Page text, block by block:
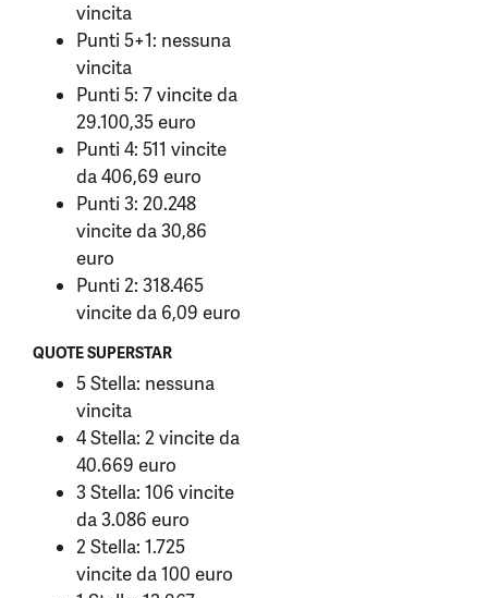
vincita
Punti 5+1: nessuna
vincita
Punti 5: 7 vincite da
29.100,35 euro
Punti 4: 511 vincite
da 406,69 euro
Punti 3: 20.248
vincite da 30,86
euro
Punti 2: 318.465
vincite da 6,09 euro
QUOTE SUPERSTAR
5 Stella: nessuna
vincita
4 Stella: 2 vincite da
40.669 euro
3 Stella: 106 vincite
da 3.086 euro
2 Stella: 1.725
vincite da 100 euro